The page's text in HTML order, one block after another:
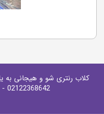
کلاب رنتری شو و هیجانی به
02122368642
- 02122368641